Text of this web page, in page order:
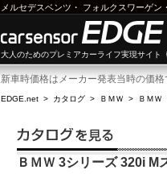
メルセデスベンツ ・ フォルクスワーゲン
大人のためのプレミアカーライフ実現サイト
新車時価格はメーカー発表当時の価格
EDGE.net > カタログ > ＢＭＷ > ＢＭＷ
ＢＭＷ 3シリーズ 320i M